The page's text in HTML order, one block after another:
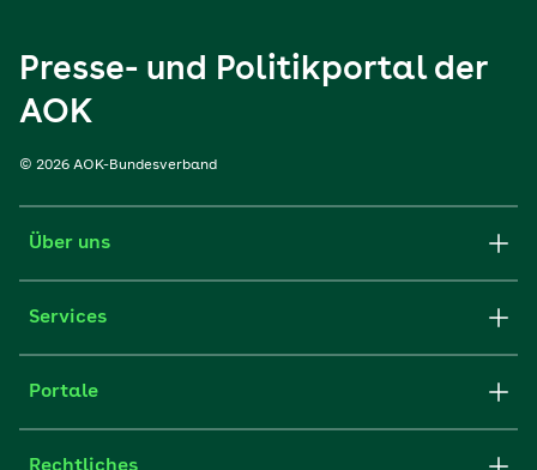
Presse- und Politikportal der
AOK
© 2026 AOK-Bundesverband
Über uns
Services
Portale